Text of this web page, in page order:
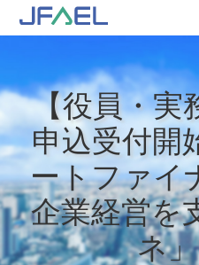
【役員・実
申込受付開
ートファイ
企業経営を
ネ